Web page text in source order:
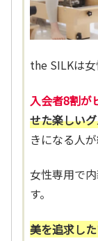
the SILKは女
入会者8割が
せた楽しい
きになる人
女性専用で
す。
美を追求し